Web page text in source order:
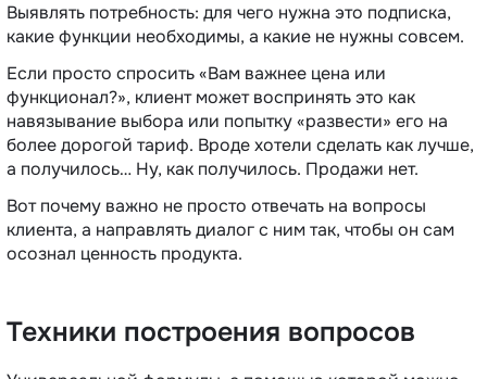
Выявлять потребность: для чего нужна это подписка,
какие функции необходимы, а какие не нужны совсем.
Если просто спросить «Вам важнее цена или
функционал?», клиент может воспринять это как
навязывание выбора или попытку «развести» его на
более дорогой тариф. Вроде хотели сделать как лучше,
а получилось… Ну, как получилось. Продажи нет.
Вот почему важно не просто отвечать на вопросы
клиента, а направлять диалог с ним так, чтобы он сам
осознал ценность продукта.
Техники построения вопросов